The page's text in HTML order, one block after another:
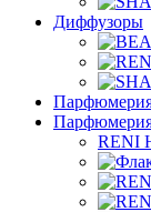
Диффузоры
RENI